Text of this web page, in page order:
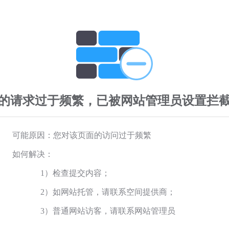
请求过于频繁，已被网站管理员设置拦
可能原因：您对该页面的访问过于频繁
如何解决：
1）检查提交内容；
2）如网站托管，请联系空间提供商；
3）普通网站访客，请联系网站管理员